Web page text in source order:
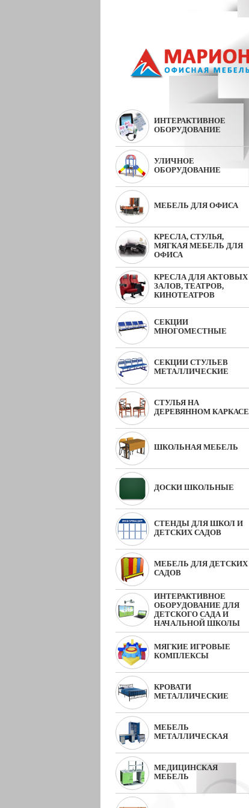
ИНТЕРАКТИВНОЕ
ОБОРУДОВАНИЕ
УЛИЧНОЕ
ОБОРУДОВАНИЕ
МЕБЕЛЬ ДЛЯ ОФИСА
КРЕСЛА, СТУЛЬЯ,
МЯГКАЯ МЕБЕЛЬ ДЛЯ
ОФИСА
КРЕСЛА ДЛЯ АКТОВЫХ
ЗАЛОВ, ТЕАТРОВ,
КИНОТЕАТРОВ
СЕКЦИИ
МНОГОМЕСТНЫЕ
СЕКЦИИ СТУЛЬЕВ
МЕТАЛЛИЧЕСКИЕ
СТУЛЬЯ НА
ДЕРЕВЯННОМ КАРКАСЕ
ШКОЛЬНАЯ МЕБЕЛЬ
ДОСКИ ШКОЛЬНЫЕ
СТЕНДЫ ДЛЯ ШКОЛ И
ДЕТСКИХ САДОВ
МЕБЕЛЬ ДЛЯ ДЕТСКИХ
САДОВ
ИНТЕРАКТИВНОЕ
ОБОРУДОВАНИЕ ДЛЯ
ДЕТСКОГО САДА И
НАЧАЛЬНОЙ ШКОЛЫ
МЯГКИЕ ИГРОВЫЕ
КОМПЛЕКСЫ
КРОВАТИ
МЕТАЛЛИЧЕСКИЕ
МЕБЕЛЬ
МЕТАЛЛИЧЕСКАЯ
МЕДИЦИНСКАЯ
МЕБЕЛЬ